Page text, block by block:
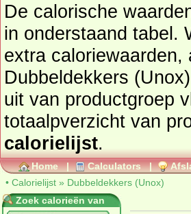
De calorische
in onderstaand tabel. Wanneer
extra caloriewaarden,
Dubbeldekkers (Unox)
uit van productgroep
calorielijst.
Home | Calculators |
• Calorielijst » Dubbeldekkers (Unox)
Zoek calorieën van